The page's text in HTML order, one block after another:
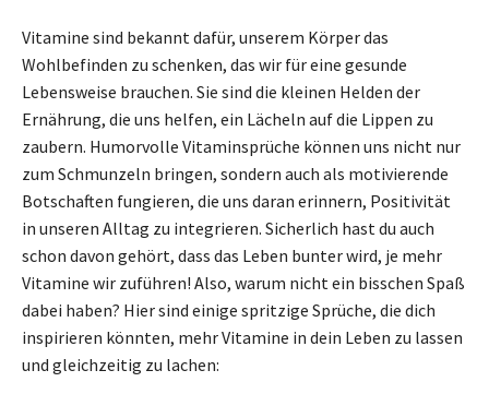
Vitamine sind bekannt dafür, unserem Körper das
Wohlbefinden zu schenken, das wir für eine gesunde
Lebensweise brauchen. Sie sind die kleinen Helden der
Ernährung, die uns helfen, ein Lächeln auf die Lippen zu
zaubern. Humorvolle Vitaminsprüche können uns nicht nur
zum Schmunzeln bringen, sondern auch als motivierende
Botschaften fungieren, die uns daran erinnern, Positivität
in unseren Alltag zu integrieren. Sicherlich hast du auch
schon davon gehört, dass das Leben bunter wird, je mehr
Vitamine wir zuführen! Also, warum nicht ein bisschen Spaß
dabei haben? Hier sind einige spritzige Sprüche, die dich
inspirieren könnten, mehr Vitamine in dein Leben zu lassen
und gleichzeitig zu lachen: